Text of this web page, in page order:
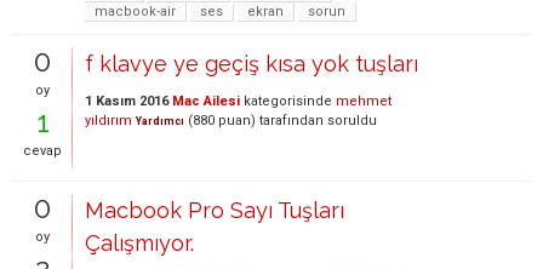
macbook-air
ses ekran sorun
0
oy
1
cevap
f klavye ye geçiş kısa yok tuşları
1 Kasım 2016 Mac Ailesi kategorisinde mehmet
yıldırım Yardımcı (880 puan) tarafından soruldu
0
oy
Macbook Pro Sayı Tuşları
Çalışmıyor.